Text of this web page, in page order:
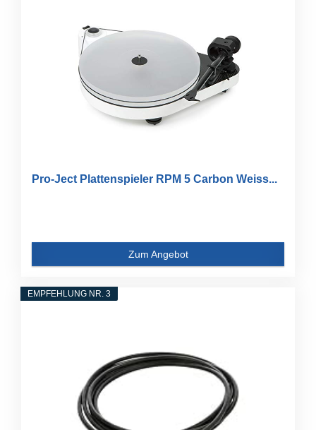
Pro-Ject Plattenspieler RPM 5 Carbon Weiss...
Zum Angebot
EMPFEHLUNG NR. 3